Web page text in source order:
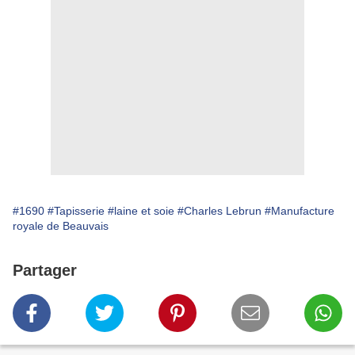
#1690 #Tapisserie #laine et soie #Charles Lebrun #Manufacture
royale de Beauvais
Partager